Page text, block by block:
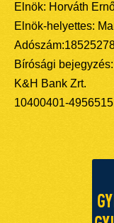
Elnök: Horváth
Elnök-helyettes:
Bírósági
K&H Bank Zrt.
10400401-